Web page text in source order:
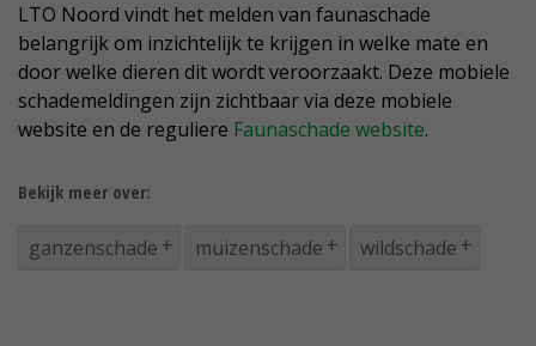
LTO Noord vindt het melden van faunaschade
belangrijk om inzichtelijk te krijgen in welke mate en
door welke dieren dit wordt veroorzaakt. Deze mobiele
schademeldingen zijn zichtbaar via deze mobiele
website en de reguliere Faunaschade website.
Bekijk meer over:
ganzenschade muizenschade wildschade